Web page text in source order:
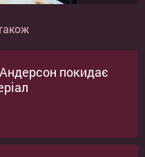
покидає